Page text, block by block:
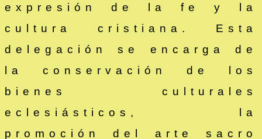
expresión de la fe y la
cultura cristiana. Esta
delegación se encarga de
la conservación de los
bienes culturales
eclesiásticos, la
promoción del arte sacro